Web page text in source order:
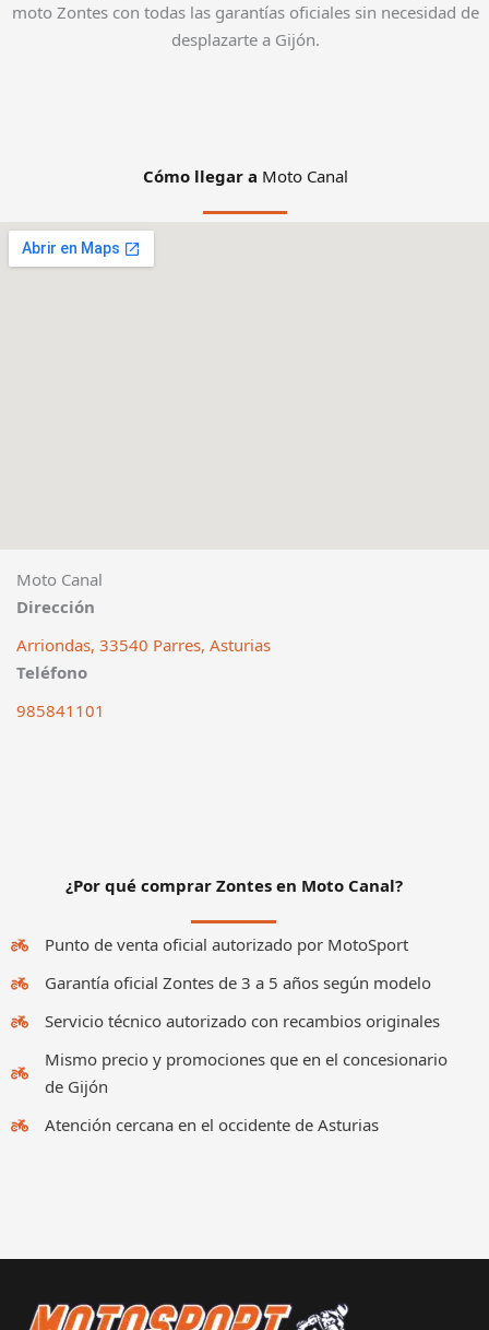
moto Zontes con todas las garantías oficiales sin necesidad de
desplazarte a Gijón.
Cómo llegar a Moto Canal
Moto Canal
Dirección
Arriondas, 33540 Parres, Asturias
Teléfono
985841101
¿Por qué comprar Zontes en Moto Canal?
Punto de venta oficial autorizado por MotoSport
Garantía oficial Zontes de 3 a 5 años según modelo
Servicio técnico autorizado con recambios originales
Mismo precio y promociones que en el concesionario
de Gijón
Atención cercana en el occidente de Asturias